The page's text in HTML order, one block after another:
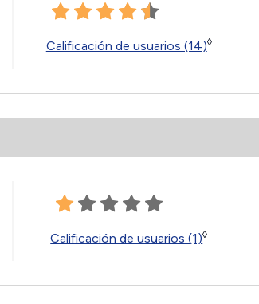
Calificación de usuarios (14)◊
Calificación de usuarios (1)◊